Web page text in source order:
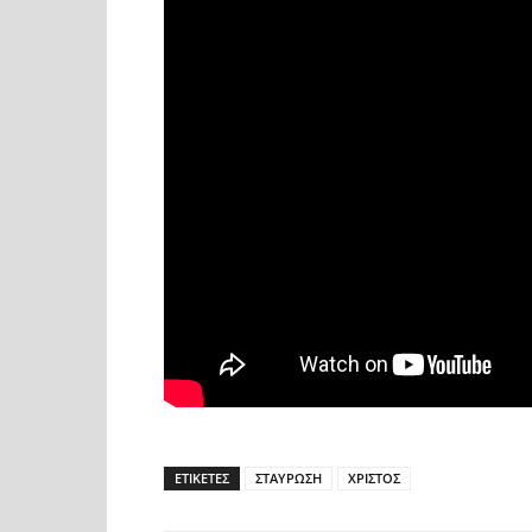
ΕΤΙΚΕΤΕΣ ΣΤΑΥΡΩΣΗ ΧΡΙΣΤΟΣ